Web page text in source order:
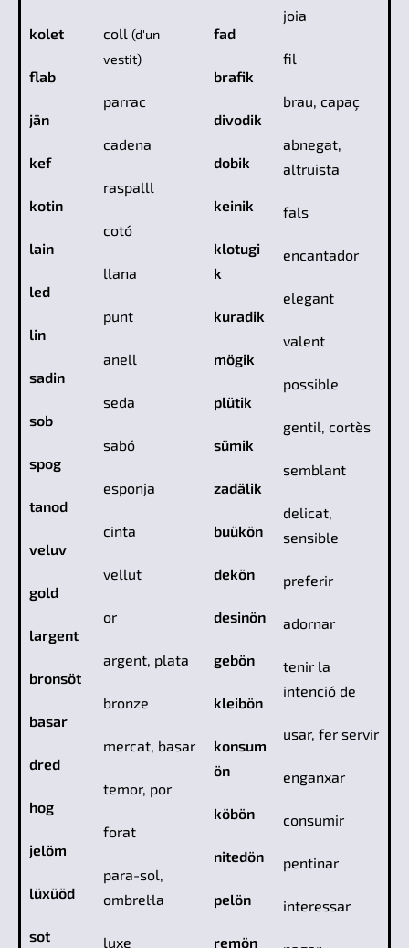
kolet
flab
jän
kef
kotin
lain
led
lin
sadin
sob
spog
tanod
veluv
gold
largent
bronsöt
basar
dred
hog
jelöm
lüxüöd
sot
coll (d'un
vestit)
parrac
cadena
raspalll
cotó
llana
punt
anell
seda
sabó
esponja
cinta
vellut
or
argent, plata
bronze
mercat, basar
temor, por
forat
para-sol,
ombrel·la
luxe
fad
brafik
divodik
dobik
keinik
klotugi
k
kuradik
mögik
plütik
sümik
zadälik
buükön
dekön
desinön
gebön
kleibön
konsum
ön
köbön
nitedön
pelön
remön
joia
fil
brau, capaç
abnegat,
altruista
fals
encantador
elegant
valent
possible
gentil, cortès
semblant
delicat,
sensible
preferir
adornar
tenir la
intenció de
usar, fer servir
enganxar
consumir
pentinar
interessar